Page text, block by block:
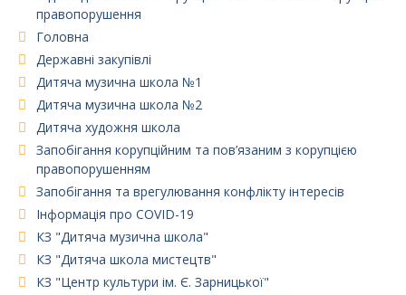
правопорушення
Головна
Державні закупівлі
Дитяча музична школа №1
Дитяча музична школа №2
Дитяча художня школа
Запобігання корупційним та пов’язаним з корупцією
правопорушенням
Запобігання та врегулювання конфлікту інтересів
Інформація про COVID-19
КЗ "Дитяча музична школа"
КЗ "Дитяча школа мистецтв"
КЗ "Центр культури ім. Є. Зарницької"